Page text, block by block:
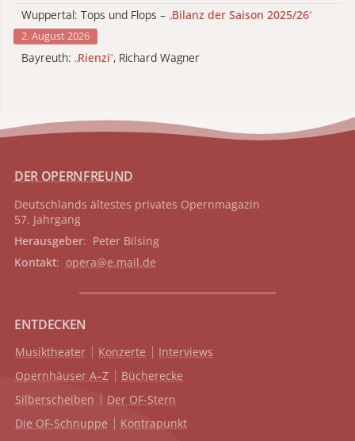
Wuppertal: Tops und Flops – „Bilanz der Saison 2025/26“
2. August 2026
Bayreuth: „Rienzi“, Richard Wagner
DER OPERNFREUND
Deutschlands ältestes privates Opernmagazin
57. Jahrgang
Herausgeber: Peter Bilsing
Kontakt: opera@e.mail.de
ENTDECKEN
Musiktheater Konzerte
Interviews
Opernhäuser A–Z
Bücherecke
Silberscheiben
Der OF-Stern
Die OF-Schnuppe
Kontrapunkt